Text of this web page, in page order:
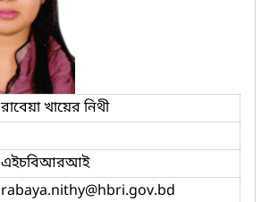
রাবেয়া খায়ের নিথী
এইচবিআরআই
rabaya.nithy@hbri.gov.bd